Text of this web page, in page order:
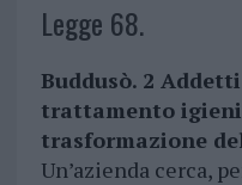
Legge 68.
Buddusò. 2
trattamento
trasformazione
Un’azienda cerca,